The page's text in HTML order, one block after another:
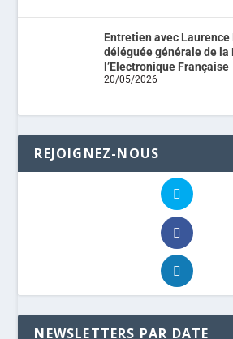
Entretien avec Laurence
déléguée générale de la
l’Electronique Française
20/05/2026
REJOIGNEZ-NOUS
NEWSLETTERS PAR DATE